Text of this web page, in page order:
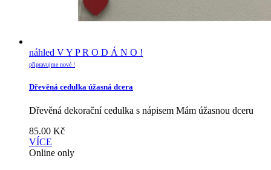
náhled V Y P R O D Á N O !
připravujme nové !
Dřevěná cedulka úžasná dcera
Dřevěná dekorační cedulka s nápisem Mám úžasnou dceru
85.00 Kč
VÍCE
Online only